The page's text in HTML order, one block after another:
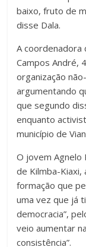
baixo, fruto de
disse Dala.
A coordenadora
Campos André,
organização
argumentando
que segundo
enquanto
município de
O jovem Agnelo
de Kilmba-Kiaxi,
formação que
uma vez que já
democracia”,
veio aumentar
consistência”.